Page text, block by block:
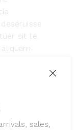
sales,
sit te.